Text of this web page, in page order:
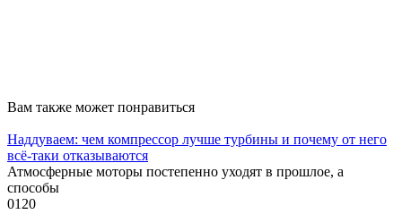
Вам также может понравиться
Наддуваем: чем компрессор лучше турбины и почему от него
всё-таки отказываются
Атмосферные моторы постепенно уходят в прошлое, а
способы
0120